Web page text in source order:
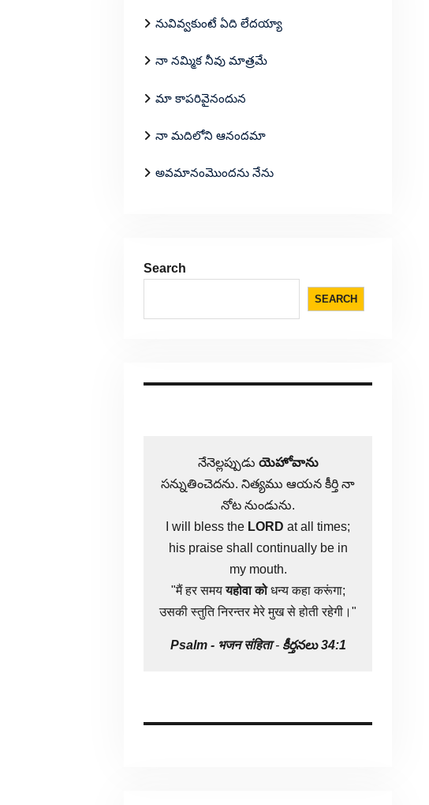
నువివ్వకుంటే ఏది లేదయ్యా
నా నమ్మిక నీవు మాత్రమే
మా కాపరివైనందున
నా మదిలోని ఆనందమా
అవమానంమొందను నేను
Search
SEARCH
నేనెల్లప్పుడు యెహోవాను
సన్నుతించెదను. నిత్యము ఆయన కీర్తి నా
నోట నుండును.
I will bless the LORD at all times;
his praise shall continually be in
my mouth.
"मैं हर समययहोवा कोधन्य कहा करूंगा;
उसकी स्तुति निरन्तर मेरे मुख से होती रहेगी।"
Psalm - भजन संहिता- కీర్తనలు 34:1